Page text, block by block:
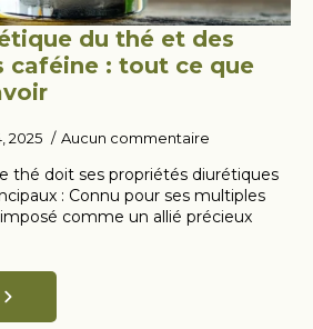
du thé et des
caféine : tout ce que
2025 Aucun commentaire
thé doit ses propriétés diurétiques
: Connu pour ses multiples
comme un allié précieux